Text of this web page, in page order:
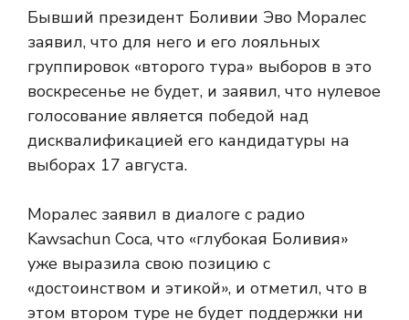
Бывший президент Боливии Эво Моралес
заявил, что для него и его лояльных
группировок «второго тура» выборов в это
воскресенье не будет, и заявил, что нулевое
голосование является победой над
дисквалификацией его кандидатуры на
выборах 17 августа.
Моралес заявил в диалоге с радио
Kawsachun Coca, что «глубокая Боливия»
уже выразила свою позицию с
«достоинством и этикой», и отметил, что в
этом втором туре не будет поддержки ни